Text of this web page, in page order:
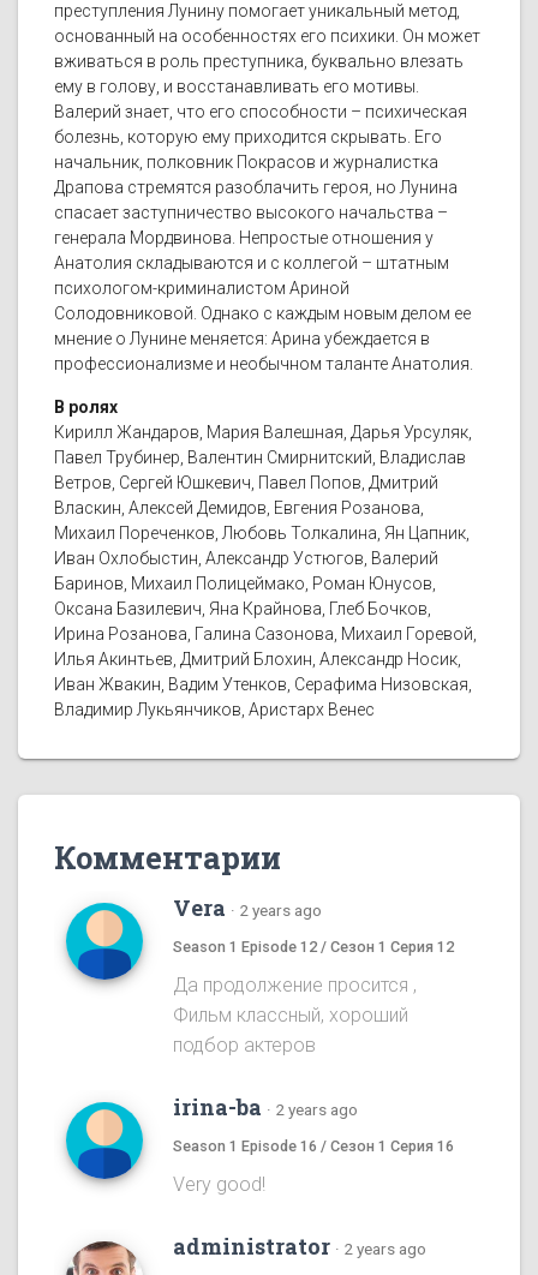
преступления Лунину помогает уникальный метод,
основанный на особенностях его психики. Он может
вживаться в роль преступника, буквально влезать
ему в голову, и восстанавливать его мотивы.
Валерий знает, что его способности – психическая
болезнь, которую ему приходится скрывать. Его
начальник, полковник Покрасов и журналистка
Драпова стремятся разоблачить героя, но Лунина
спасает заступничество высокого начальства –
генерала Мордвинова. Непростые отношения у
Анатолия складываются и с коллегой – штатным
психологом-криминалистом Ариной
Солодовниковой. Однако с каждым новым делом ее
мнение о Лунине меняется: Арина убеждается в
профессионализме и необычном таланте Анатолия.
В ролях
Кирилл Жандаров, Мария Валешная, Дарья Урсуляк,
Павел Трубинер, Валентин Смирнитский, Владислав
Ветров, Сергей Юшкевич, Павел Попов, Дмитрий
Власкин, Алексей Демидов, Евгения Розанова,
Михаил Пореченков, Любовь Толкалина, Ян Цапник,
Иван Охлобыстин, Александр Устюгов, Валерий
Баринов, Михаил Полицеймако, Роман Юнусов,
Оксана Базилевич, Яна Крайнова, Глеб Бочков,
Ирина Розанова, Галина Сазонова, Михаил Горевой,
Илья Акинтьев, Дмитрий Блохин, Александр Носик,
Иван Жвакин, Вадим Утенков, Серафима Низовская,
Владимир Лукьянчиков, Аристарх Венес
Комментарии
Vera · 2 years ago
Season 1 Episode 12 / Сезон 1 Серия 12
Да продолжение просится ,
Фильм классный, хороший
подбор актеров
irina-ba · 2 years ago
Season 1 Episode 16 / Сезон 1 Серия 16
Very good!
administrator · 2 years ago